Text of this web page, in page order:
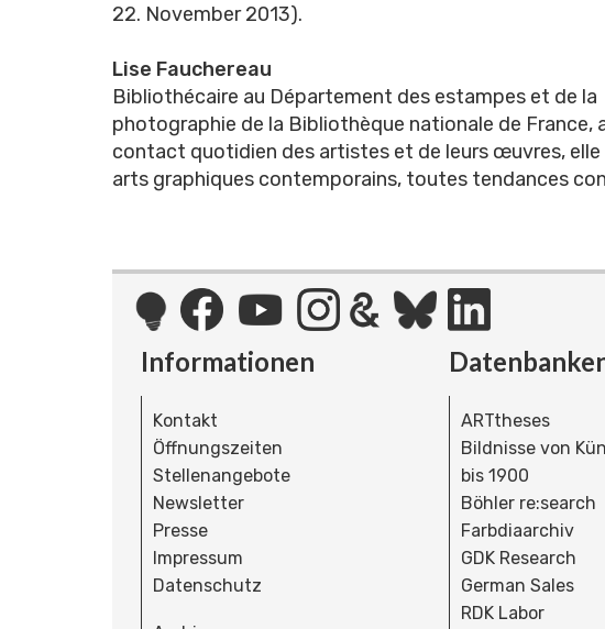
22. November 2013).
Lise Fauchereau
Bibliothécaire au Département des estampes et de la
photographie de la Bibliothèque nationale de France,
contact quotidien des artistes et de leurs œuvres, elle
arts graphiques contemporains, toutes tendances
Informationen
Kontakt
Öffnungszeiten
Stellenangebote
Newsletter
Presse
Impressum
Datenschutz
ARTtheses
Bildnisse von
bis 1900
Böhler re:search
Farbdiaarchiv
GDK Research
German Sales
RDK Labor